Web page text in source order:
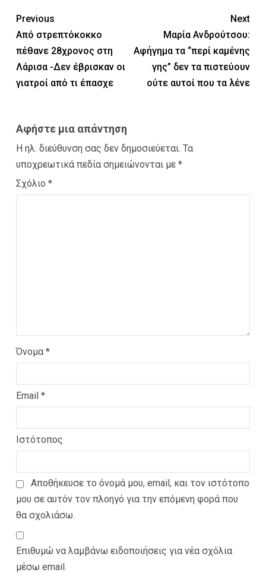
Previous
Από στρεπτόκοκκο
πέθανε 28χρονος στη
Λάρισα -Δεν έβρισκαν οι
γιατροί από τι έπασχε
Next
Μαρία Ανδρούτσου:
Αφήγημα τα “περί καμένης
γης” δεν τα πιστεύουν
ούτε αυτοί που τα λένε
Αφήστε μια απάντηση
Η ηλ. διεύθυνση σας δεν δημοσιεύεται. Τα
υποχρεωτικά πεδία σημειώνονται με *
Σχόλιο *
Όνομα *
Email *
Ιστότοπος
Αποθήκευσε το όνομά μου, email, και τον ιστότοπο
μου σε αυτόν τον πλοηγό για την επόμενη φορά που
θα σχολιάσω.
Επιθυμώ να λαμβάνω ειδοποιήσεις για νέα σχόλια
μέσω email.